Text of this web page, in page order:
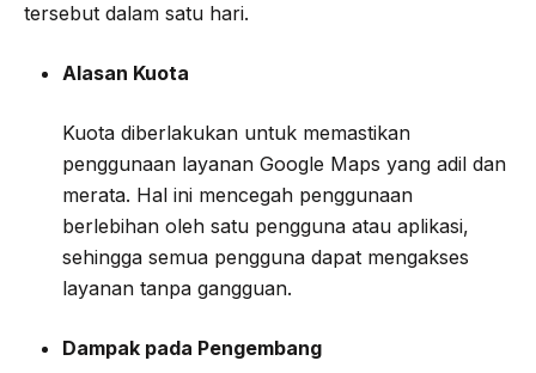
tersebut dalam satu hari.
Alasan Kuota
Kuota diberlakukan untuk memastikan
penggunaan layanan Google Maps yang adil dan
merata. Hal ini mencegah penggunaan
berlebihan oleh satu pengguna atau aplikasi,
sehingga semua pengguna dapat mengakses
layanan tanpa gangguan.
Dampak pada Pengembang